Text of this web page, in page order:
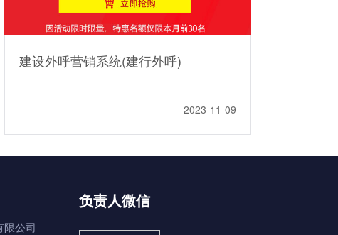
建设外呼营销系统(建行外呼)
2023-11-09
限公司
负责人微信